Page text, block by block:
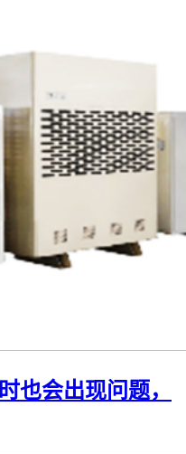
也会出现问题，